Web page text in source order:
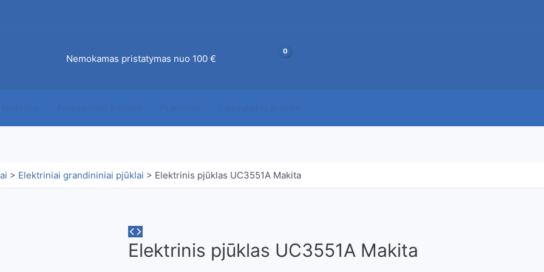
Nemokamas pristatymas nuo 100 €
> Elektriniai grandininiai pjūklai > Elektrinis pjūklas UC3551A Makita
Elektrinis pjūklas UC3551A Makita